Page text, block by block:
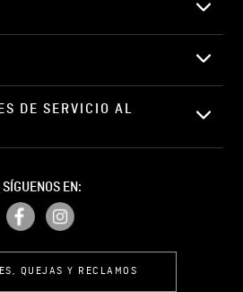
DE SERVICIO AL
SÍGUENOS EN:
QUEJAS Y RECLAMOS